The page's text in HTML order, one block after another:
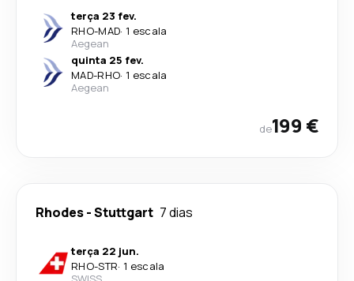
terça 23 fev.
RHO-MAD· 1 escala
Aegean
quinta 25 fev.
MAD-RHO· 1 escala
Aegean
de199 €
Rhodes-Stuttgart 7 dias
terça 22 jun.
RHO-STR· 1 escala